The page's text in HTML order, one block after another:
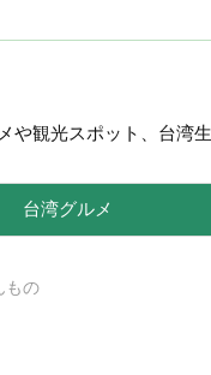
観光スポット、台湾
台湾グルメ
もの